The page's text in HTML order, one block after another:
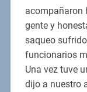
acompañaron
gente y
saqueo
funcionarios
Una vez tuve
dijo a nuestro